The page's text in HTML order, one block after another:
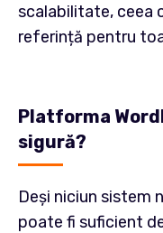
scalabilitate, ceea
referință pentru
Platforma
sigură?
Deși niciun sistem
poate fi suficient